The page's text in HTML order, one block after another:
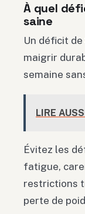
À quel
saine
Un déficit de
maigrir
semaine
LIRE
Évitez les
fatigue,
restrictions
perte de